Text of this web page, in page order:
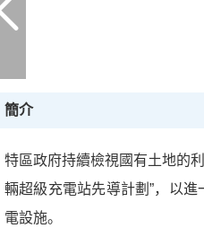
簡介
特區政府持續檢視國有土地的
輛超級充電站先導計劃”，以
電設施。